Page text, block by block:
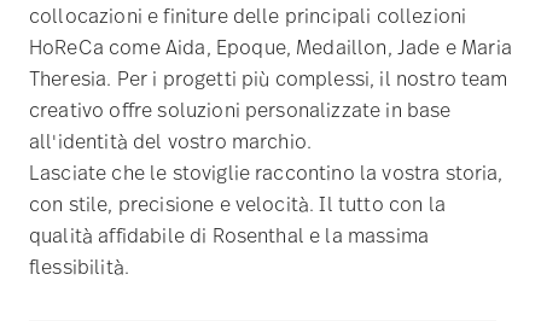
collocazioni e finiture delle principali collezioni
HoReCa come Aida, Epoque, Medaillon, Jade e Maria
Theresia. Per i progetti più complessi, il nostro team
creativo offre soluzioni personalizzate in base
all'identità del vostro marchio.
Lasciate che le stoviglie raccontino la vostra storia,
con stile, precisione e velocità. Il tutto con la
qualità affidabile di Rosenthal e la massima
flessibilità.